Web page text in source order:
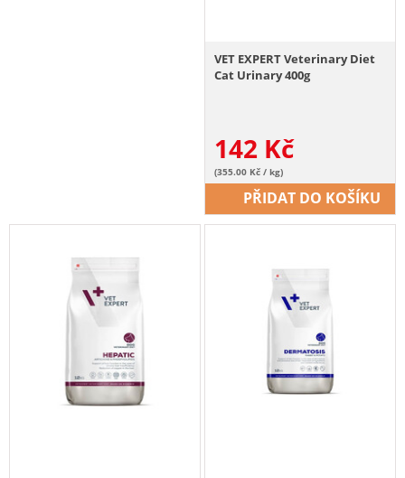
VET EXPERT Veterinary Diet
Cat Urinary 400g
142 Kč
(355.00 Kč / kg)
PŘIDAT DO KOŠÍKU